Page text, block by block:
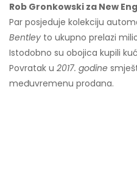
Rob Gronkowski za New
Par posjeduje kolekciju
Bentley to ukupno prelazi
Istodobno su obojica kupili
Povratak u 2017. godine
međuvremenu prodana.